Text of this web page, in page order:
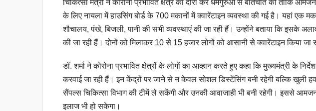
चिकित्सा मंत्री ने कोरोना प्रभावित क्षेत्र का दौरा कर धर्मगुरुओं से बातचीत की ताकि
के लिए नायला में हाउसिंग बोर्ड के 700 मकानों में क्वारेंटाइन व्यवस्था की गई है। यहां एक
शौचालय, पंखे, बिजली, पानी की सभी व्यवस्थाएं की जा रही हैं। उन्होंने बताया कि इसके
की जा रही हैं। दोनों को मिलाकर 10 से 15 हजार लोगों को आसानी से क्वारेंटाइन किया जा
डॉ. शर्मा ने कोरोना प्रभावित क्षेत्रों के लोगों का आव्हान करते हुए कहा कि मुख्यमंत्री के
करवाई जा रही हैं। इन केंद्रों पर जाने से न केवल सोशल डिस्टेंसिंग बनी रहेगी बल्कि खुली
सैंपल्स चिकित्सा विभाग की टीमें ले सकेंगी और उनकी आवाजाही भी बनी रहेगी। इससे आमजन
इलाज भी हो सकेगा।